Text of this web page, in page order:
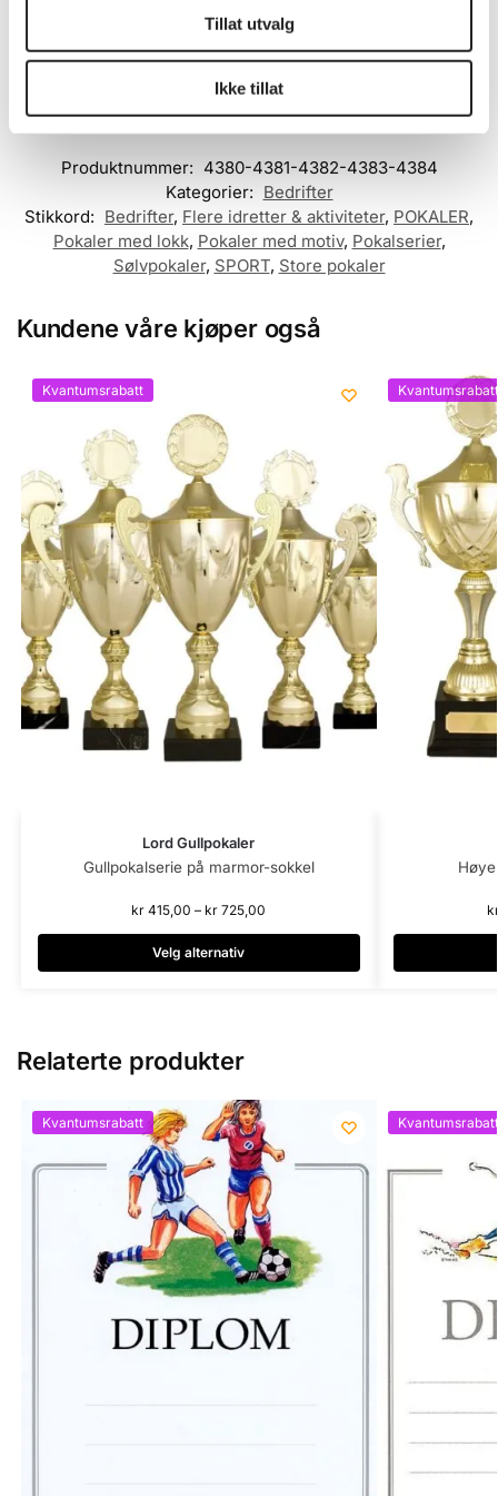
Tillat utvalg
Ikke tillat
Produktnummer: 4380-4381-4382-4383-4384
Kategorier: Bedrifter
Stikkord: Bedrifter, Flere idretter & aktiviteter, POKALER,
Pokaler med lokk, Pokaler med motiv, Pokalserier,
Sølvpokaler, SPORT, Store pokaler
Kundene våre kjøper også
Kvantumsrabatt
Lord Gullpokaler
Gullpokalserie på marmor-sokkel
kr 415,00 – kr 725,00
Velg alternativ
Kvantumsrabatt
Relaterte produkter
Kvantumsrabatt Kvantumsrabatt